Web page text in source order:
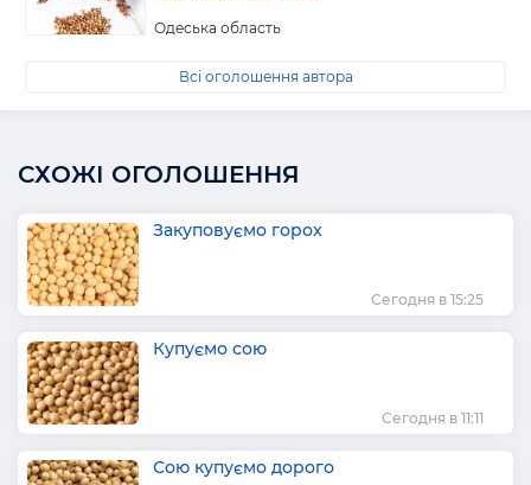
Одеська область
Всі оголошення автора
СХОЖІ ОГОЛОШЕННЯ
Закуповуємо горох
Сегодня в 15:25
Купуємо сою
Сегодня в 11:11
Сою купуємо дорого